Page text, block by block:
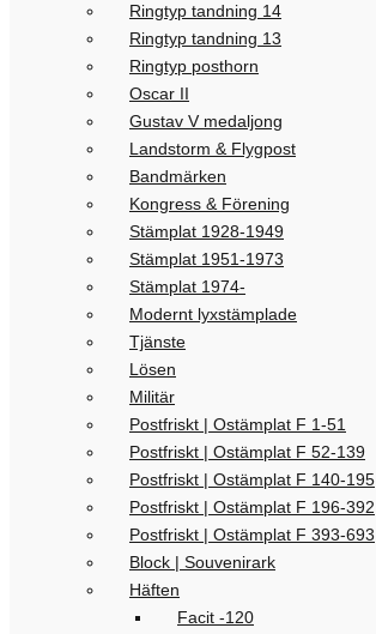
Ringtyp tandning 14
Ringtyp tandning 13
Ringtyp posthorn
Oscar II
Gustav V medaljong
Landstorm & Flygpost
Bandmärken
Kongress & Förening
Stämplat 1928-1949
Stämplat 1951-1973
Stämplat 1974-
Modernt lyxstämplade
Tjänste
Lösen
Militär
Postfriskt | Ostämplat F 1-51
Postfriskt | Ostämplat F 52-139
Postfriskt | Ostämplat F 140-195
Postfriskt | Ostämplat F 196-392
Postfriskt | Ostämplat F 393-693
Block | Souvenirark
Häften
Facit -120